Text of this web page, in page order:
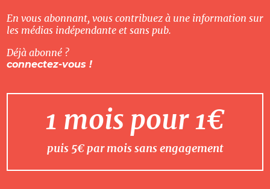
En vous abonnant, vous contribuez à une information sur
les médias indépendante et sans pub.
Déjà abonné ?
connectez-vous !
1 mois pour 1€
puis 5€ par mois sans engagement